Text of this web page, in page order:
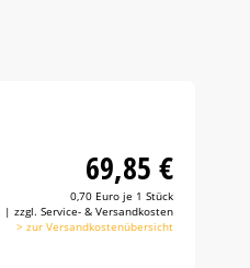
69,85 €
0,70 Euro je 1 Stück
| zzgl. Service- & Versandkosten
> zur Versandkostenübersicht